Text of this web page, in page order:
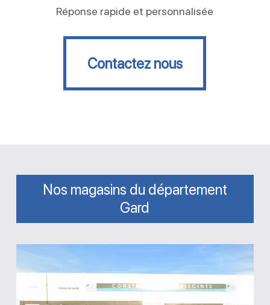
Réponse rapide et personnalisée
Contactez nous
Contactez nous
Nos magasins du département
Gard
Actuel
Piscines